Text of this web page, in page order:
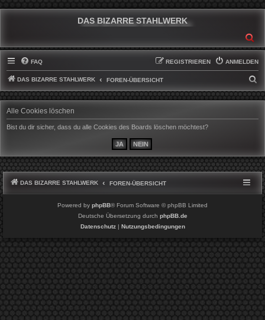
DAS BIZARRE STAHLWERK
FAQ ANMELDEN
REGISTRIEREN
DAS BIZARRE STAHLWERK FOREN-ÜBERSICHT
U
Alle Cookies löschen
Bist du dir sicher, dass du alle Cookies des Boards löschen möchtest?
DAS BIZARRE STAHLWERK FOREN-ÜBERSICHT
Powered by phpBB® Forum Software © phpBB Limited
Deutsche Übersetzung durch phpBB.de
Datenschutz| Nutzungsbedingungen